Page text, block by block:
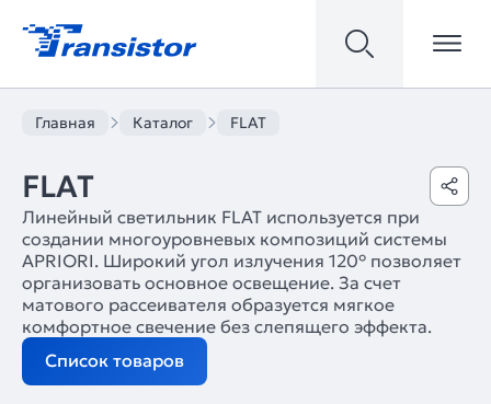
Главная Каталог FLAT
FLAT
Линейный светильник FLAT используется при
создании многоуровневых композиций системы
APRIORI. Широкий угол излучения 120° позволяет
организовать основное освещение. За счет
матового рассеивателя образуется мягкое
комфортное свечение без слепящего эффекта.
Список товаров